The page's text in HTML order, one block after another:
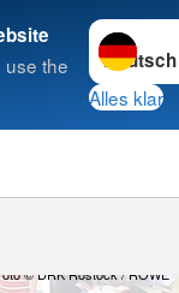
use the
Sprache
Alles klar
© DRK Rostock / ROWE